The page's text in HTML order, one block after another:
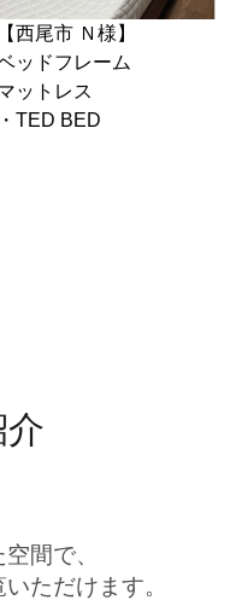
【西尾市 Ｎ様】
ッドフレーム
ットレス
・TED BED
介
間で、
ただけます。